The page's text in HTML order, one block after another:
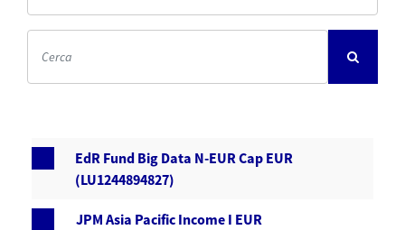
EdR Fund Big Data N-EUR Cap EUR
(LU1244894827)
JPM Asia Pacific Income I EUR